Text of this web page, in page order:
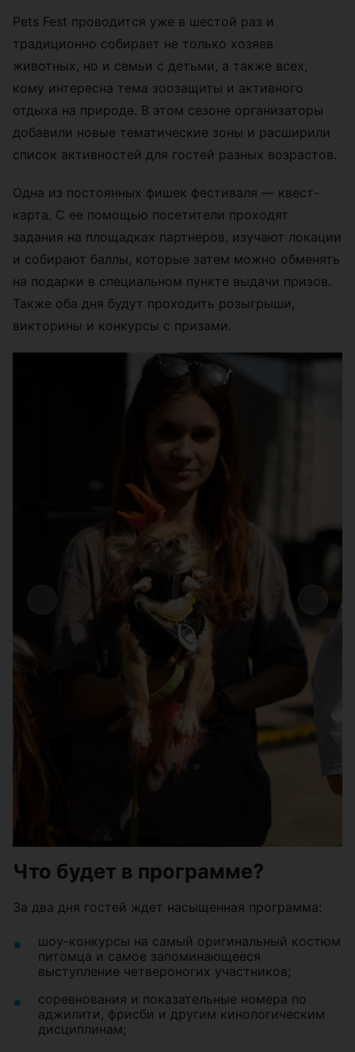
Pets Fest проводится уже в шестой раз и
традиционно собирает не только хозяев
животных, но и семьи с детьми, а также всех,
кому интересна тема зоозащиты и активного
отдыха на природе. В этом сезоне организаторы
добавили новые тематические зоны и расширили
список активностей для гостей разных возрастов.
Одна из постоянных фишек фестиваля — квест-
карта. С ее помощью посетители проходят
задания на площадках партнеров, изучают локации
и собирают баллы, которые затем можно обменять
на подарки в специальном пункте выдачи призов.
Также оба дня будут проходить розыгрыши,
викторины и конкурсы с призами.
Что будет в программе?
За два дня гостей ждет насыщенная программа:
шоу-конкурсы на самый оригинальный костюм
питомца и самое запоминающееся
выступление четвероногих участников;
соревнования и показательные номера по
аджилити, фрисби и другим кинологическим
дисциплинам;